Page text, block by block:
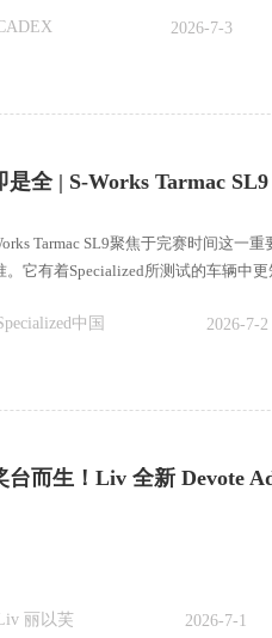
2026-7-3
是全 | S-Works Tarmac
Tarmac SL9聚焦于完赛时间这一
。它有着Specialized所测试的车辆中
中国 2026-7-2
Liv 丽以芙 2026-7-1